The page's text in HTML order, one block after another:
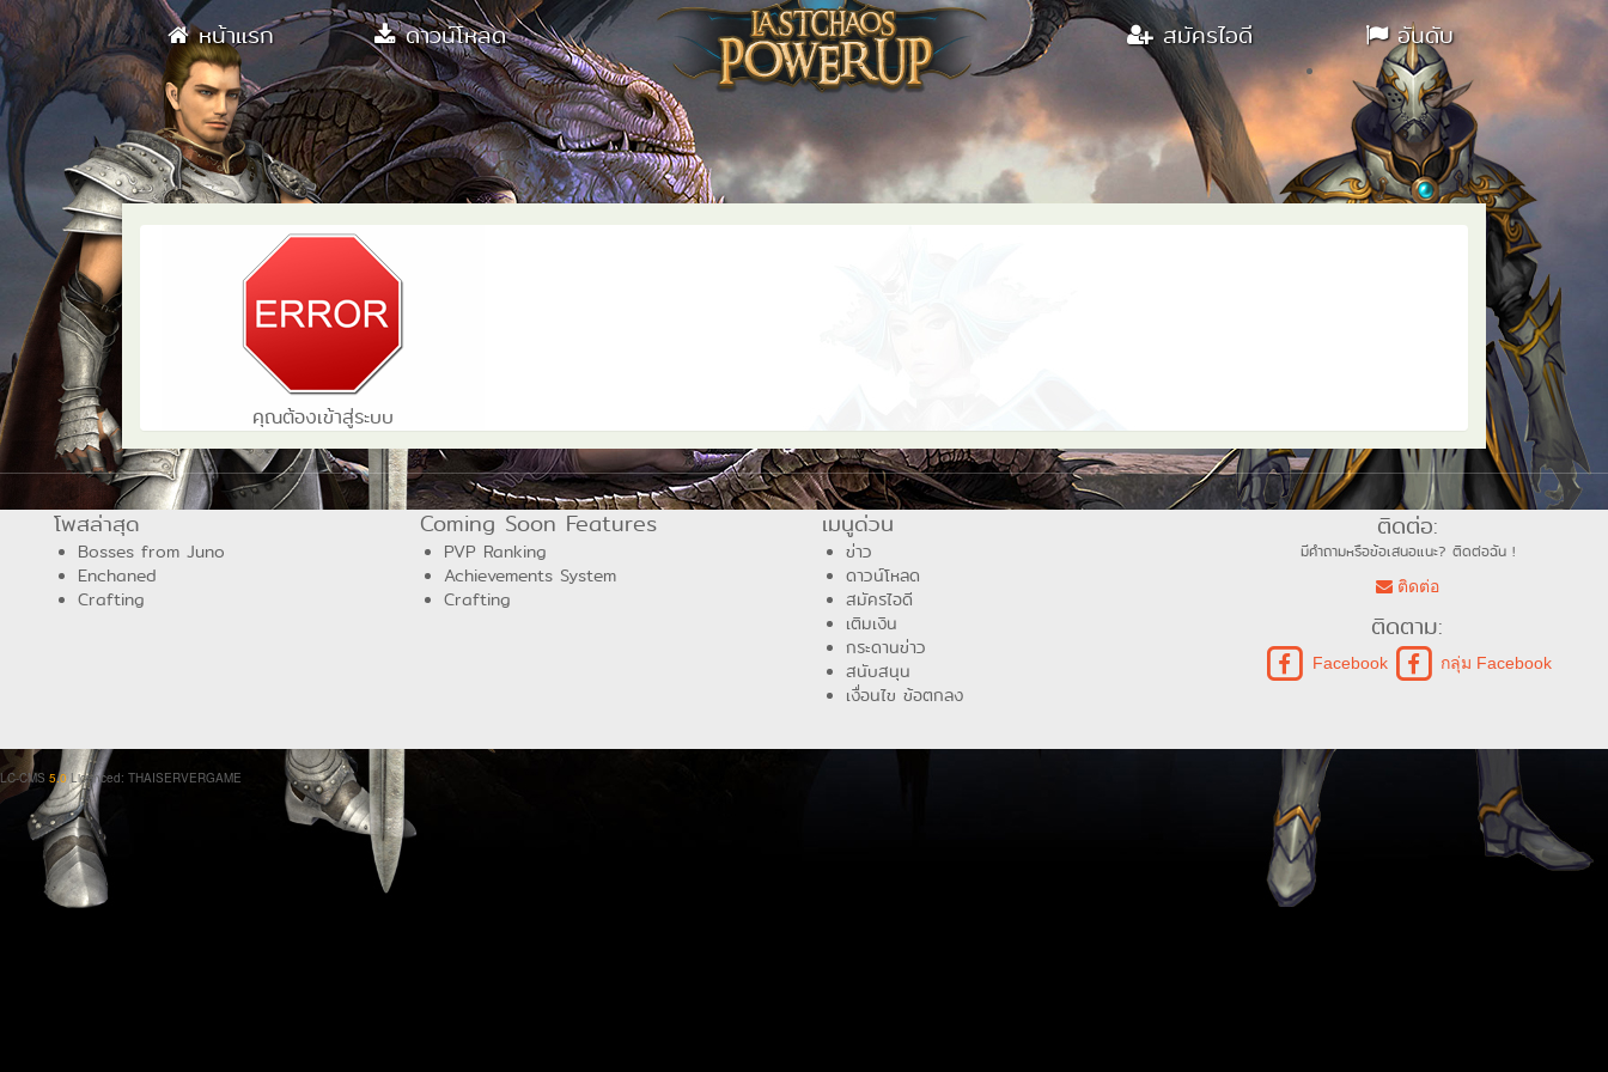
หน้าแรก ดาวน์โหลด สมัครไอดี อันดับ
คุณต้องเข้าสู่ระบบ
โพสล่าสุด
Bosses from Juno
Enchaned
Crafting
Coming Soon Features
PVP Ranking
Achievements System
Crafting
เมนูด่วน
ข่าว
ดาวน์โหลด
สมัครไอดี
เติมเงิน
กระดานข่าว
สนับสนุน
เงื่อนไข ข้อตกลง
ติดต่อ:
มีคำถามหรือข้อเสนอแนะ? ติดต่อฉัน !
ติดต่อ
ติดตาม:
Facebook กลุ่ม Facebook
LC-CMS 5.0Licenced: THAISERVERGAME